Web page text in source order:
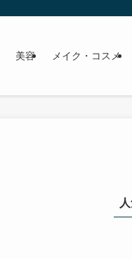
美容 メイク・コスメ